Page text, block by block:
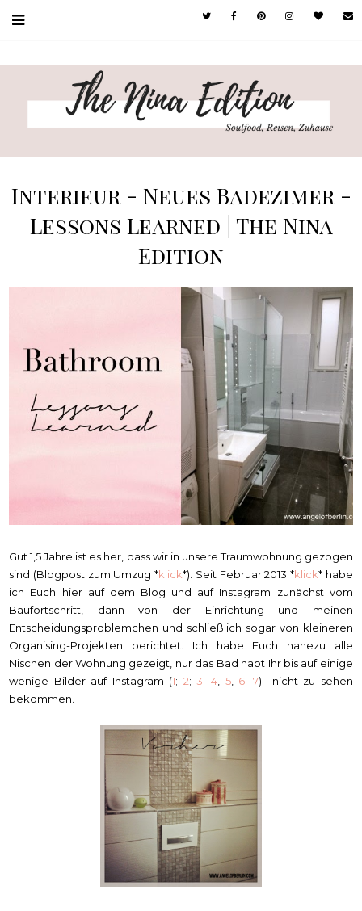
Interieur - Neues Badezimer -
Lessons Learned | The Nina
Edition
Gut 1,5 Jahre ist es her, dass wir in unsere Traumwohnung gezogen
sind (Blogpost zum Umzug *klick*). Seit Februar 2013 *klick* habe
ich Euch hier auf dem Blog und auf Instagram zunächst vom
Baufortschritt, dann von der Einrichtung und meinen
Entscheidungsproblemchen und schließlich sogar von kleineren
Organising-Projekten berichtet. Ich habe Euch nahezu alle
Nischen der Wohnung gezeigt, nur das Bad habt Ihr bis auf einige
wenige Bilder auf Instagram (1; 2;3;4, 5, 6; 7) nicht zu sehen
bekommen.